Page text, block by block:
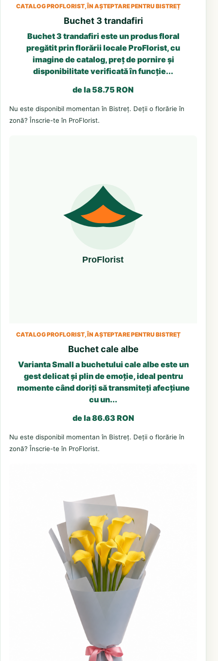
CATALOG PROFLORIST, ÎN AȘTEPTARE PENTRU BISTREȚ
Buchet 3 trandafiri
Buchet 3 trandafiri este un produs floral
pregătit prin florării locale ProFlorist, cu
imagine de catalog, preț de pornire și
disponibilitate verificată în funcție...
de la 58.75 RON
Nu este disponibil momentan în Bistreț. Deții o florărie în
zonă? Înscrie-te în ProFlorist.
CATALOG PROFLORIST, ÎN AȘTEPTARE PENTRU BISTREȚ
Buchet cale albe
Varianta Small a buchetului cale albe este un
gest delicat și plin de emoție, ideal pentru
momente când doriți să transmiteți afecțiune
cu un...
de la 86.63 RON
Nu este disponibil momentan în Bistreț. Deții o florărie în
zonă? Înscrie-te în ProFlorist.